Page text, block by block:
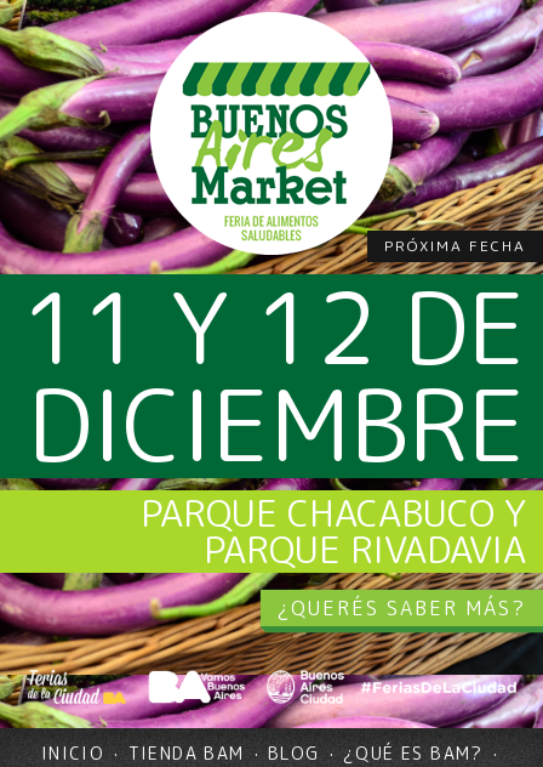
PRÓXIMA FECHA
11 Y 12 DE
DICIEMBRE
PARQUE CHACABUCO Y
PARQUE RIVADAVIA
¿QUERÉS SABER MÁS?
INICIO TIENDA BAM BLOG ¿QUÉ ES BAM?